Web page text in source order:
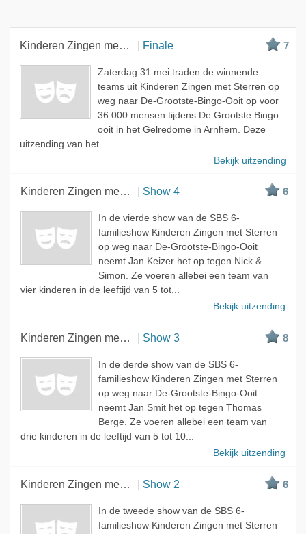
Kinderen Zingen met Sterren Finale 7
Zaterdag 31 mei traden de winnende
teams uit Kinderen Zingen met Sterren op
weg naar De-Grootste-Bingo-Ooit op voor
36.000 mensen tijdens De Grootste Bingo
ooit in het Gelredome in Arnhem. Deze
uitzending van het...
Bekijk uitzending
Kinderen Zingen met Sterren Show 4 6
In de vierde show van de SBS 6-
familieshow Kinderen Zingen met Sterren
op weg naar De-Grootste-Bingo-Ooit
neemt Jan Keizer het op tegen Nick &
Simon. Ze voeren allebei een team van
vier kinderen in de leeftijd van 5 tot...
Bekijk uitzending
Kinderen Zingen met Sterren Show 3 8
In de derde show van de SBS 6-
familieshow Kinderen Zingen met Sterren
op weg naar De-Grootste-Bingo-Ooit
neemt Jan Smit het op tegen Thomas
Berge. Ze voeren allebei een team van
drie kinderen in de leeftijd van 5 tot 10...
Bekijk uitzending
Kinderen Zingen met Sterren Show 2 6
In de tweede show van de SBS 6-
familieshow Kinderen Zingen met Sterren